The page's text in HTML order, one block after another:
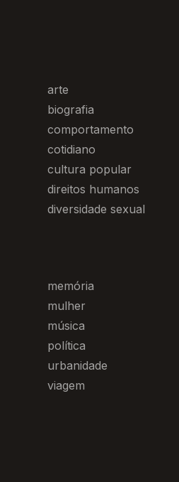
arte
biografia
comportamento
cotidiano
cultura popular
direitos humanos
diversidade sexual
memória
mulher
música
política
urbanidade
viagem